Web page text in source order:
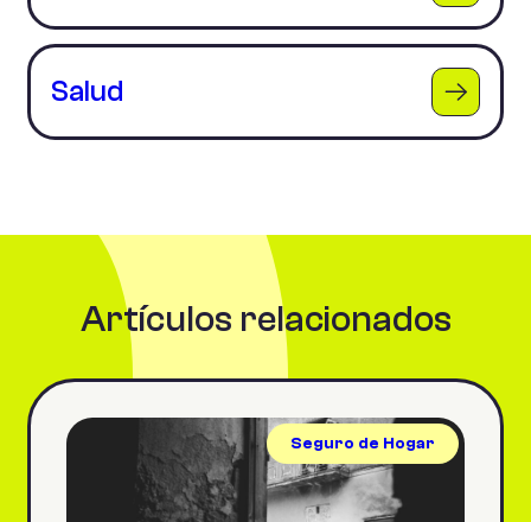
Salud
Artículos relacionados
Seguro de Hogar